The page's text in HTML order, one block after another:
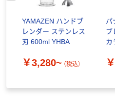
YAMAZEN ハンドブ
レンダー ステンレス
刃 600ml YHBA
￥3,280~ （税込）
パ
ブ
カ